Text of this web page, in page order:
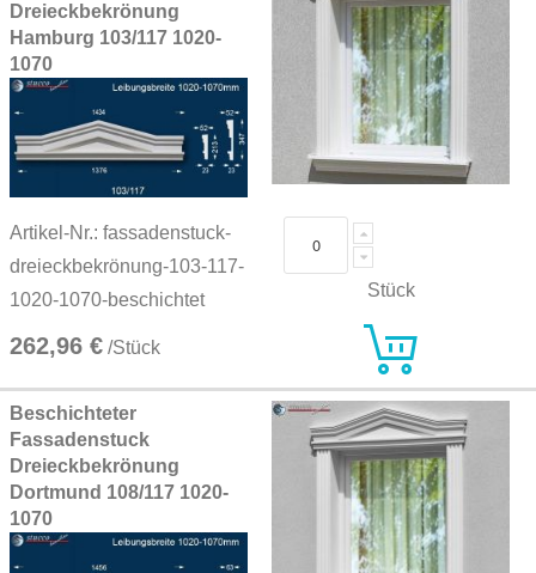
Dreieckbekrönung
Hamburg 103/117 1020-
1070
Artikel-Nr.: fassadenstuck-
dreieckbekrönung-103-117-
1020-1070-beschichtet
262,96 € /Stück
Stück
Beschichteter
Fassadenstuck
Dreieckbekrönung
Dortmund 108/117 1020-
1070